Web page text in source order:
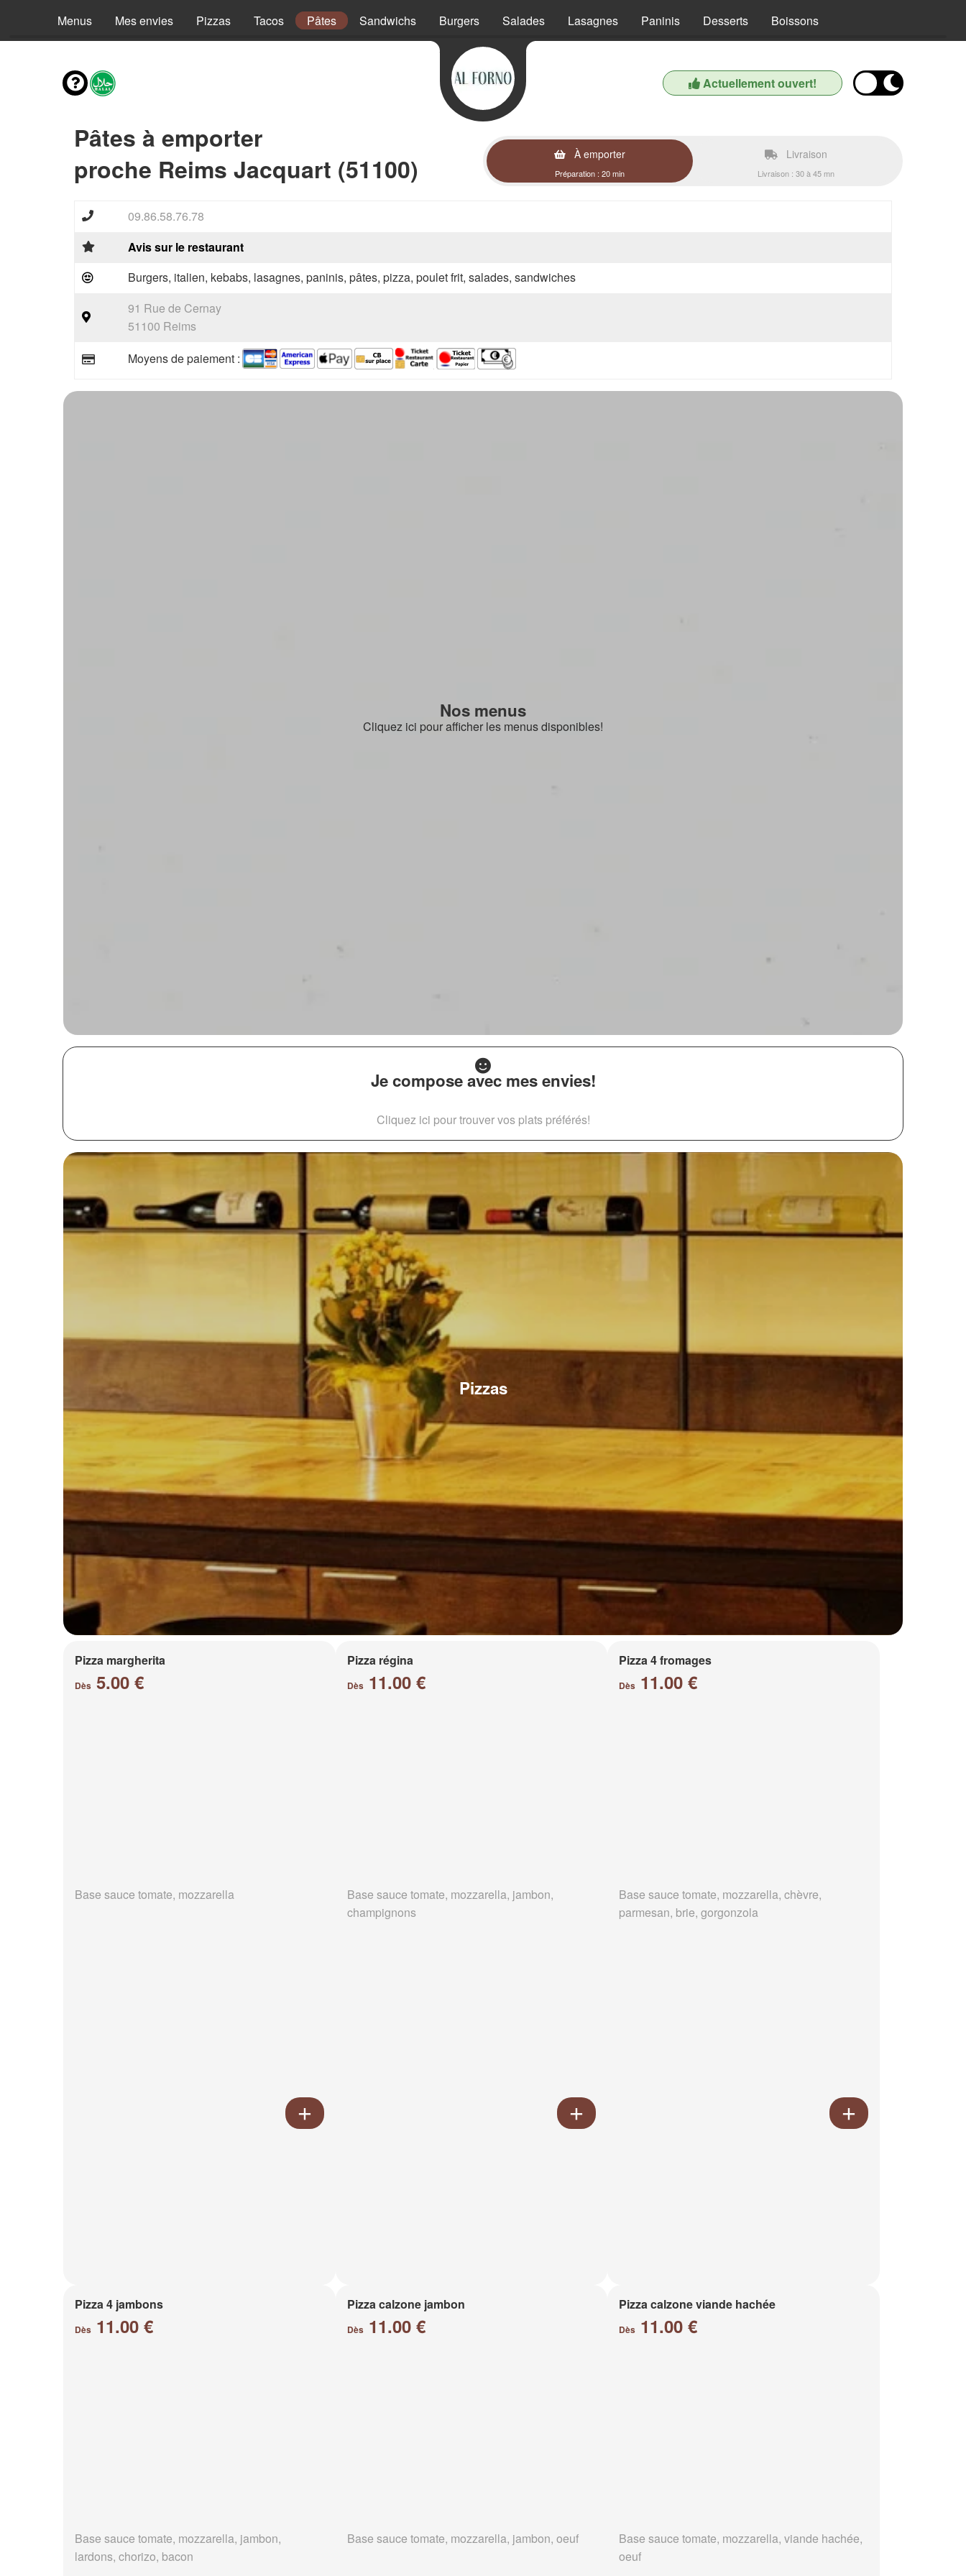
Menus Mes envies Pizzas Tacos Pâtes Sandwichs Burgers Salades Lasagnes Paninis Desserts Boissons
Actuellement ouvert!
Pâtes à emporter
proche Reims Jacquart (51100)
À emporter
Préparation : 20 min
Livraison
Livraison : 30 à 45 mn
09.86.58.76.78
Avis sur le restaurant
Burgers, italien, kebabs, lasagnes, paninis, pâtes, pizza, poulet frit, salades, sandwiches
91 Rue de Cernay
51100 Reims
Moyens de paiement :
Nos menus
Cliquez ici pour afficher les menus disponibles!
Je compose avec mes envies!
Cliquez ici pour trouver vos plats préférés!
Pizzas
Pizza margherita
Dès 5.00 €
Base sauce tomate, mozzarella
Pizza régina
Dès11.00 €
Base sauce tomate, mozzarella, jambon,
champignons
Pizza 4 fromages
Dès 11.00 €
Base sauce tomate, mozzarella, chèvre,
parmesan, brie, gorgonzola
Pizza 4 jambons
Dès 11.00 €
Base sauce tomate, mozzarella, jambon,
lardons, chorizo, bacon
Pizza calzone jambon
Dès11.00 €
Base sauce tomate, mozzarella, jambon, oeuf
Pizza calzone viande hachée
Dès 11.00 €
Base sauce tomate, mozzarella, viande hachée,
oeuf